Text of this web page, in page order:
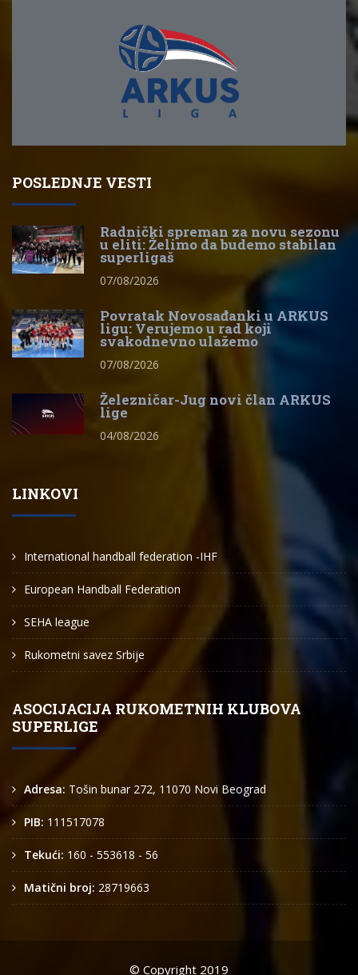
POSLEDNJE VESTI
Radnički spreman za novu sezonu
u eliti: Želimo da budemo stabilan
superligaš
07/08/2026
Povratak Novosađanki u ARKUS
ligu: Verujemo u rad koji
svakodnevno ulažemo
07/08/2026
Železničar-Jug novi član ARKUS
lige
04/08/2026
LINKOVI
International handball federation -IHF
European Handball Federation
SEHA league
Rukometni savez Srbije
ASOCIJACIJA RUKOMETNIH KLUBOVA
SUPERLIGE
Adresa: Tošin bunar 272, 11070 Novi Beograd
PIB: 111517078
Tekući: 160 - 553618 - 56
Matični broj: 28719663
© Copyright 2019